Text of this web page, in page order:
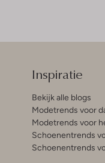
Inspiratie
Bekijk alle blogs
Modetrends voor
Modetrends voor
Schoenentrends
Schoenentrends